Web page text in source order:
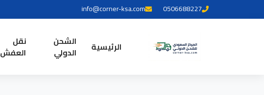
0506688227
info@corner-ksa.com
الرئيسية
الشحن
الدولي
نقل
العفش